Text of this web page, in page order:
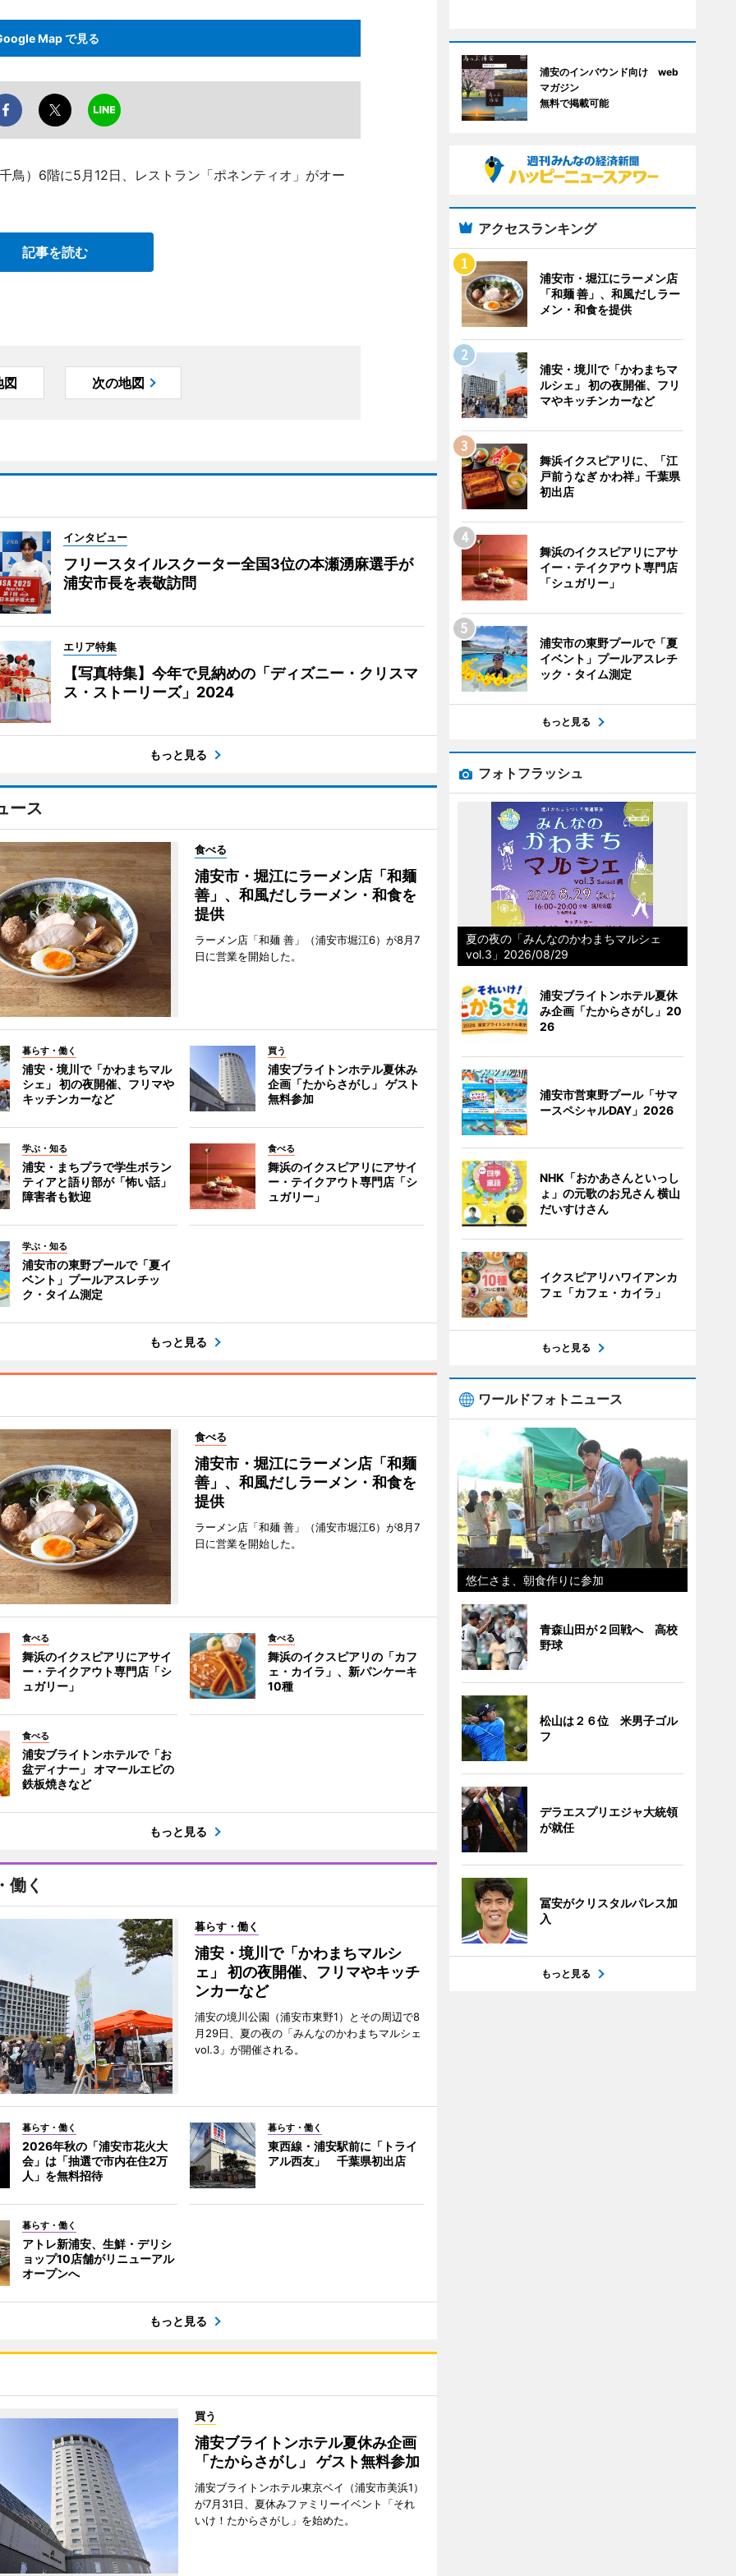
Map で見る
鳥）6階に5月12日、レストラン「ポネンティオ」がオー
記事を読む
図 次の地図
インタビュー
フリースタイルスクーター全国3位の本瀬湧麻選手が
浦安市長を表敬訪問
エリア特集
【写真特集】今年で見納めの「ディズニー・クリスマ
ス・ストーリーズ」2024
もっと見る
ース
食べる
浦安市・堀江にラーメン店「和麺
善」、和風だしラーメン・和食を
提供
ラーメン店「和麺 善」（浦安市堀江6）が8月7
日に営業を開始した。
暮らす・働く
浦安・境川で「かわまちマル
シェ」 初の夜開催、フリマや
キッチンカーなど
買う
浦安ブライトンホテル夏休み
企画「たからさがし」 ゲスト
無料参加
学ぶ・知る
浦安・まちプラで学生ボラン
ティアと語り部が「怖い話」
障害者も歓迎
食べる
舞浜のイクスピアリにアサイ
ー・テイクアウト専門店「シ
ュガリー」
学ぶ・知る
浦安市の東野プールで「夏イ
ベント」プールアスレチッ
ク・タイム測定
もっと見る
食べる
浦安市・堀江にラーメン店「和麺
善」、和風だしラーメン・和食を
提供
ラーメン店「和麺 善」（浦安市堀江6）が8月7
日に営業を開始した。
食べる
舞浜のイクスピアリにアサイ
ー・テイクアウト専門店「シ
ュガリー」
食べる
舞浜のイクスピアリの「カフ
ェ・カイラ」、新パンケーキ
10種
食べる
浦安ブライトンホテルで「お
盆ディナー」 オマールエビの
鉄板焼きなど
もっと見る
働く
暮らす・働く
浦安・境川で「かわまちマルシ
ェ」 初の夜開催、フリマやキッチ
ンカーなど
浦安の境川公園（浦安市東野1）とその周辺で8
月29日、夏の夜の「みんなのかわまちマルシェ
vol.3」が開催される。
暮らす・働く
2026年秋の「浦安市花火大
会」は「抽選で市内在住2万
人」を無料招待
暮らす・働く
東西線・浦安駅前に「トライ
アル西友」 千葉県初出店
暮らす・働く
アトレ新浦安、生鮮・デリシ
ョップ10店舗がリニューアル
オープンへ
もっと見る
買う
浦安ブライトンホテル夏休み企画
「たからさがし」 ゲスト無料参加
浦安ブライトンホテル東京ベイ（浦安市美浜1）
が7月31日、夏休みファミリーイベント「それ
いけ！たからさがし」を始めた。
浦安のインバウンド向け web
マガジン
無料で掲載可能
アクセスランキング
浦安市・堀江にラーメン店
「和麺 善」、和風だしラー
メン・和食を提供
浦安・境川で「かわまちマ
ルシェ」 初の夜開催、フリ
マやキッチンカーなど
舞浜イクスピアリに、「江
戸前うなぎ かわ祥」千葉県
初出店
舞浜のイクスピアリにアサ
イー・テイクアウト専門店
「シュガリー」
浦安市の東野プールで「夏
イベント」プールアスレチ
ック・タイム測定
もっと見る
フォトフラッシュ
夏の夜の「みんなのかわまちマルシェ
vol.3」2026/08/29
浦安ブライトンホテル夏休
み企画「たからさがし」20
26
浦安市営東野プール「サマ
ースペシャルDAY」2026
NHK「おかあさんといっし
ょ」の元歌のお兄さん 横山
だいすけさん
イクスピアリハワイアンカ
フェ「カフェ・カイラ」
もっと見る
ワールドフォトニュース
悠仁さま、朝食作りに参加
青森山田が２回戦へ 高校
野球
松山は２６位 米男子ゴル
フ
デラエスプリエジャ大統領
が就任
冨安がクリスタルパレス加
入
もっと見る